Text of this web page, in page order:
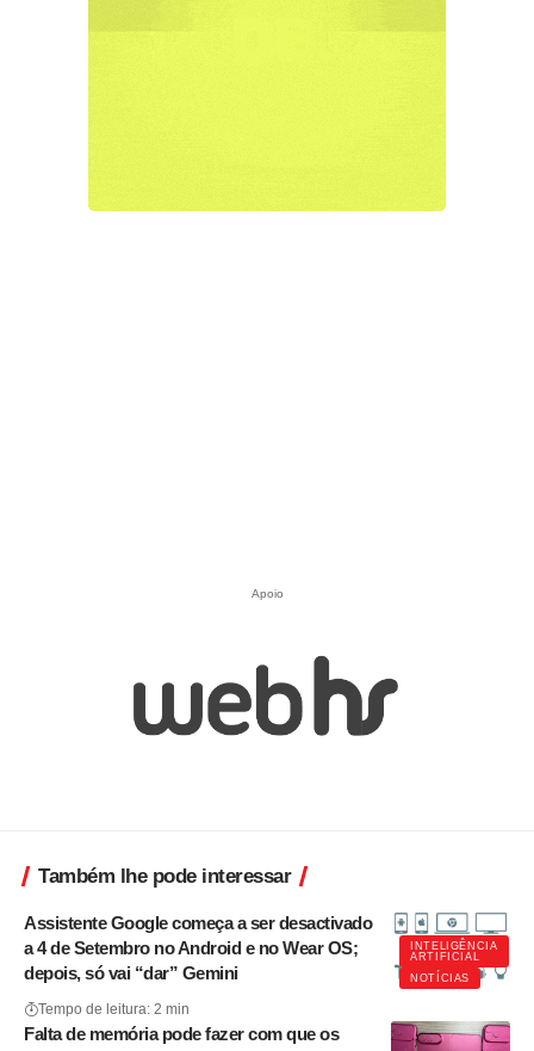
Apoio
Também lhe pode interessar
INTELIGÊNCIA
ARTIFICIAL
NOTÍCIAS
Assistente Google começa a ser desactivado
a 4 de Setembro no Android e no Wear OS;
depois, só vai “dar” Gemini
Tempo de leitura: 2 min
Falta de memória pode fazer com que os